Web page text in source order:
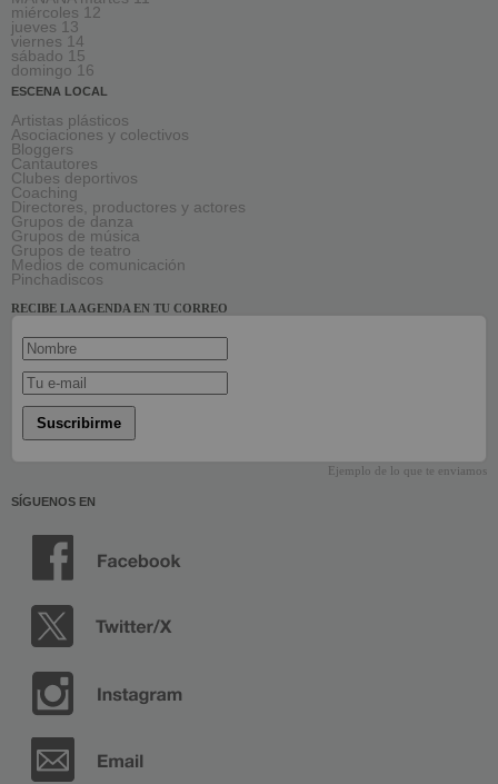
miércoles 12
jueves 13
viernes 14
sábado 15
domingo 16
ESCENA LOCAL
Artistas plásticos
Asociaciones y colectivos
Bloggers
Cantautores
Clubes deportivos
Coaching
Directores, productores y actores
Grupos de danza
Grupos de música
Grupos de teatro
Medios de comunicación
Pinchadiscos
RECIBE LA AGENDA EN TU CORREO
Suscribirme
Ejemplo de lo que te enviamos
SÍGUENOS EN